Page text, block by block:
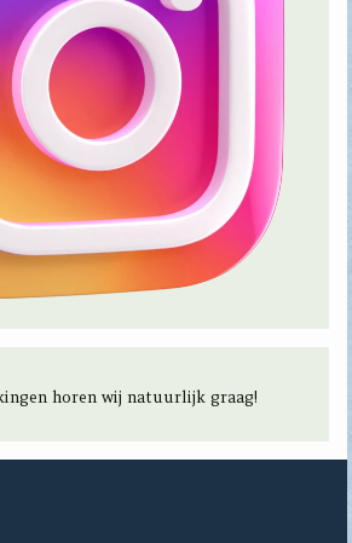
horen wij natuurlijk graag!